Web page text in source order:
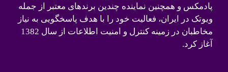
پادمکس و همچنین نماینده چندین برندهای معتبر از جمله
ویوتک در ایران، فعالیت خود را با هدف پاسخگویی به نیاز
مخاطبان در زمینه کنترل و امنیت اطلاعات از سال 1382
آغاز کرد.